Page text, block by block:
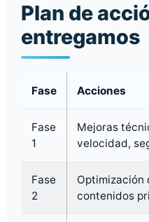
Plan de
entregamos
Fase Acciones
Fase
1
Mejoras
velocidad,
Fase
2
Optimización
contenidos